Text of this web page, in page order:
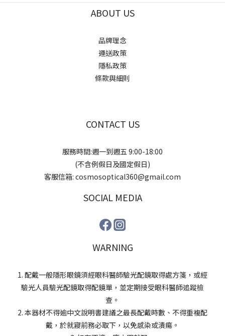
ABOUT US
品牌理念
運送政策
隱私政策
條款與細則
CONTACT US
服務時間:週一到週五 9:00-18:00
(不含例假日及國定假日)
客服信箱: cosmosoptical360@gmail.com
SOCIAL MEDIA
WARNING
1. 配戴一般隱形眼鏡須經眼科醫師驗光配鏡取得處方箋，或經
驗光人員驗光配鏡取得配鏡單，並定期接受眼科醫師追蹤檢
查。
2. 本器材不得逾中文說明書建議之最長配戴時數、不得重複配
戴，於就寢前務必取下，以免感染或潰瘍。